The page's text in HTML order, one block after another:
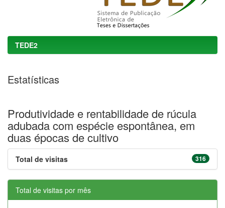
TEDE2
Estatísticas
Produtividade e rentabilidade de rúcula
adubada com espécie espontânea, em
duas épocas de cultivo
316
Total de visitas
Total de visitas por mês